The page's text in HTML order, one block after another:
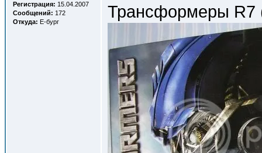
Регистрация: 15.04.2007
Сообщений: 172
Откуда: Е-бург
Трансформеры R7